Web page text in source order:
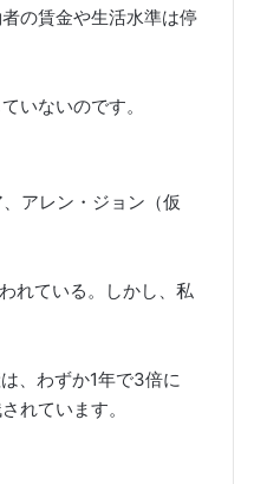
の賃金や生活水準は停
いないのです。
アレン・ジョン（仮
れている。しかし、私
、わずか1年で3倍に
れています。